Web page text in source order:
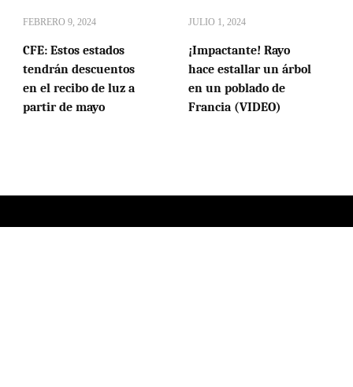
FEBRERO 9, 2024
CFE: Estos estados
tendrán descuentos
en el recibo de luz a
partir de mayo
JULIO 1, 2024
¡Impactante! Rayo
hace estallar un árbol
en un poblado de
Francia (VIDEO)